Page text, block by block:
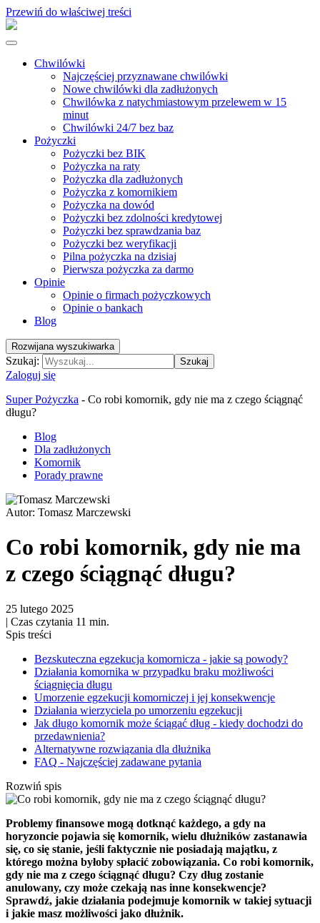
Przewiń do właściwej treści
Chwilówki
Najczęściej przyznawane chwilówki
Nowe chwilówki dla zadłużonych
Chwilówka z natychmiastowym przelewem w 15
minut
Chwilówki 24/7 bez baz
Pożyczki
Pożyczki bez BIK
Pożyczka na raty
Pożyczka dla zadłużonych
Pożyczka z komornikiem
Pożyczka na dowód
Pożyczki bez zdolności kredytowej
Pożyczki bez sprawdzania baz
Pożyczki bez weryfikacji
Pilna pożyczka na dzisiaj
Pierwsza pożyczka za darmo
Opinie
Opinie o firmach pożyczkowych
Opinie o bankach
Blog
Rozwijana wyszukiwarka
Szukaj: Szukaj
Zaloguj się
Super Pożyczka - Co robi komornik, gdy nie ma z czego ściągnąć
długu?
Blog
Dla zadłużonych
Komornik
Porady prawne
Autor: Tomasz Marczewski
Co robi komornik, gdy nie ma
z czego ściągnąć długu?
25 lutego 2025
| Czas czytania 11 min.
Spis treści
Bezskuteczna egzekucja komornicza - jakie są powody?
Działania komornika w przypadku braku możliwości
ściągnięcia długu
Umorzenie egzekucji komorniczej i jej konsekwencje
Działania wierzyciela po umorzeniu egzekucji
Jak długo komornik może ściągać dług - kiedy dochodzi do
przedawnienia?
Alternatywne rozwiązania dla dłużnika
FAQ - Najczęściej zadawane pytania
Rozwiń spis
Problemy finansowe mogą dotknąć każdego, a gdy na
horyzoncie pojawia się komornik, wielu dłużników zastanawia
się, co się stanie, jeśli faktycznie nie posiadają majątku, z
którego można byłoby spłacić zobowiązania. Co robi komornik,
gdy nie ma z czego ściągnąć długu? Czy dług zostanie
anulowany, czy może czekają nas inne konsekwencje?
Sprawdź, jakie działania podejmuje komornik w takiej sytuacji
i jakie masz możliwości jako dłużnik.